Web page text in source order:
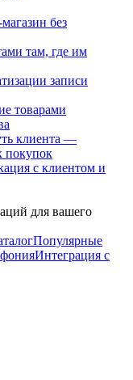
без
там, где им
записи
товарами
клиента —
покупок
с клиентом и
для вашего
Популярные
Интеграция с